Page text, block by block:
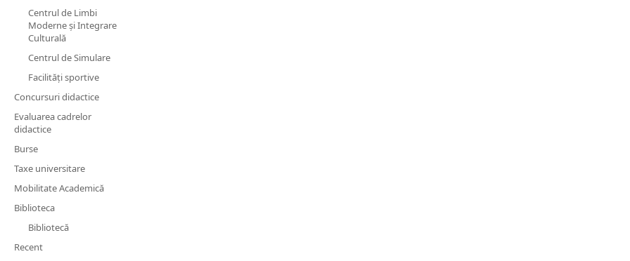
Centrul de Limbi
Moderne și Integrare
Culturală
Centrul de Simulare
Facilităţi sportive
Concursuri didactice
Evaluarea cadrelor
didactice
Burse
Taxe universitare
Mobilitate Academică
Biblioteca
Bibliotecă
Recent